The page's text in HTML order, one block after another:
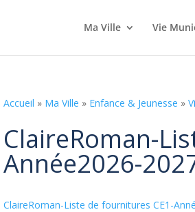
Ma Ville Vie
Accueil » Ma Ville » Enfance & Jeunesse »
ClaireRoman-
Année2026-
ClaireRoman-Liste de fournitures CE1-